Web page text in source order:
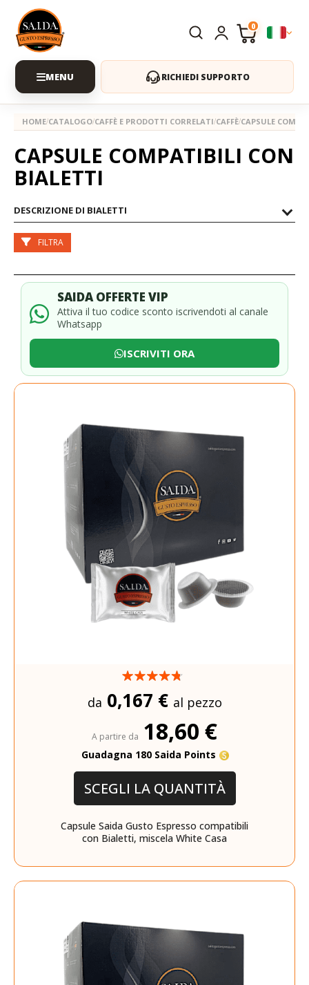
0
RICHIEDI SUPPORTO
HOME CATALOGO CAFFÈ E PRODOTTI CORRELATI CAFFÈ CAPSULE
CAPSULE COMPATIBILI CON
BIALETTI
DESCRIZIONE DI BIALETTI
SAIDA OFFERTE VIP
Attiva il tuo codice sconto iscrivendoti al canale
Whatsapp
ISCRIVITI ORA
da 0,167 € al pezzo
A partire da 18,60 €
Guadagna 180 Saida Points
SCEGLI LA QUANTITÀ
Capsule Saida Gusto Espresso compatibili
con Bialetti, miscela White Casa
FILTRA